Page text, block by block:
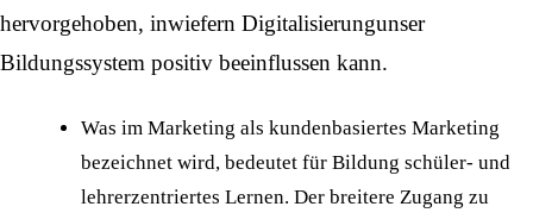
hervorgehoben, inwiefern Digitalisierungunser
Bildungssystem positiv beeinflussen kann.
Was im Marketing als kundenbasiertes Marketing
bezeichnet wird, bedeutet für Bildung schüler- und
lehrerzentriertes Lernen. Der breitere Zugang zu